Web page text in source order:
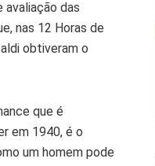
das
nas 12 Horas de
obtiveram o
que é
em 1940, é o
um homem pode